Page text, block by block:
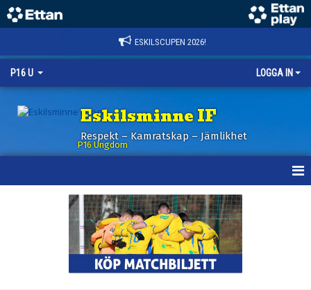
ESKILSCUPEN 2026!
P16 U LOGGA IN
Eskilsminne IF
Respekt – Kamratskap – Jämlikhet
P16 Ungdom